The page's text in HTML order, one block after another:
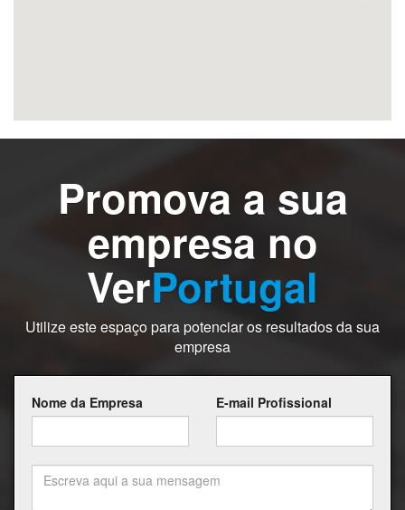
Promova a sua
empresa no
VerPortugal
Utilize este espaço para potenciar os resultados da sua
empresa
Nome da Empresa E-mail Profissional